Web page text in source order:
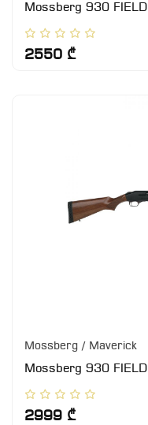
Mossberg 930 FIELD
2550 ₾
Mossberg / Maverick
Mossberg 930 FIELD
2999 ₾